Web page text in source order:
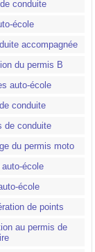
conduite
école
accompagnée
du permis B
auto-école
conduite
de conduite
du permis moto
auto-école
école
de points
au permis de